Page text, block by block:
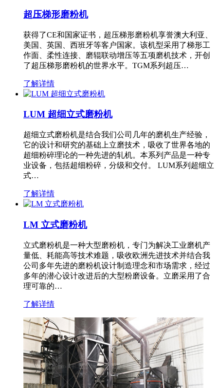
超压梯形磨粉机
获得了CE和国家证书，超压梯形磨粉机享誉澳大利亚、
美国、英国、西班牙等客户国家。该机型采用了梯形工
作面、柔性连接、磨辊联动增压等五项磨机技术，开创
了超压梯形磨粉机的世界水平。TGM系列超压…
了解详情
LUM 超细立式磨粉机
超细立式磨粉机是结合我们公司几年的磨机生产经验，
它的设计和研究的基础上立磨技术，吸收了世界各地的
超细粉碎理论的一种先进的轧机。本系列产品是一种专
业设备，包括超细粉碎，分级和交付。 LUM系列超细立
式…
了解详情
LM 立式磨粉机
立式磨粉机是一种大型磨粉机，专门为解决工业磨机产
量低、耗能高等技术难题，吸收欧洲先进技术并结合我
公司多年先进的磨粉机设计制造理念和市场需求，经过
多年的潜心设计改进后的大型粉磨设备。立磨采用了合
理可靠的…
了解详情